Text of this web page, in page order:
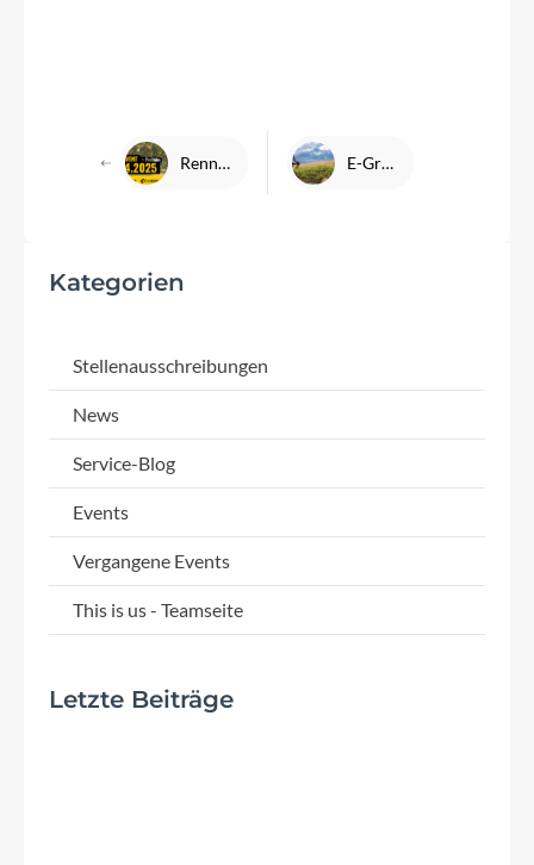
Rennrad-Event 26.04.25 mit PreRides der Velotour E-Gravelbikes – Gravel-Abenteuer trifft auf E-Power
Kategorien
Stellenausschreibungen
News
Service-Blog
Events
Vergangene Events
This is us - Teamseite
Letzte Beiträge